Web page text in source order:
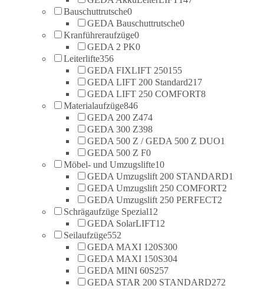
Bauschuttrutsche0
GEDA Bauschuttrutsche0
Kranführeraufzüge0
GEDA 2 PK0
Leiterlifte356
GEDA FIXLIFT 250155
GEDA LIFT 200 Standard217
GEDA LIFT 250 COMFORT8
Materialaufzüge846
GEDA 200 Z474
GEDA 300 Z398
GEDA 500 Z / GEDA 500 Z DUO1
GEDA 500 Z F0
Möbel- und Umzugslifte10
GEDA Umzugslift 200 STANDARD1
GEDA Umzugslift 250 COMFORT2
GEDA Umzugslift 250 PERFECT2
Schrägaufzüge Spezial12
GEDA SolarLIFT12
Seilaufzüge552
GEDA MAXI 120S300
GEDA MAXI 150S304
GEDA MINI 60S257
GEDA STAR 200 STANDARD272